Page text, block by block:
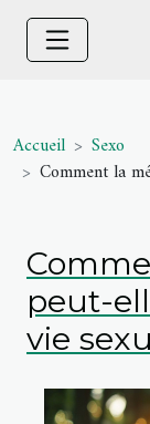
Accueil
Sexo
Comment la
peut-
vie